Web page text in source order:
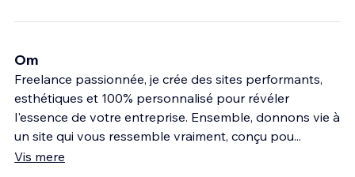
Om
Freelance passionnée, je crée des sites performants,
esthétiques et 100% personnalisé pour révéler
l'essence de votre entreprise. Ensemble, donnons vie à
un site qui vous ressemble vraiment, conçu pou...
Vis mere